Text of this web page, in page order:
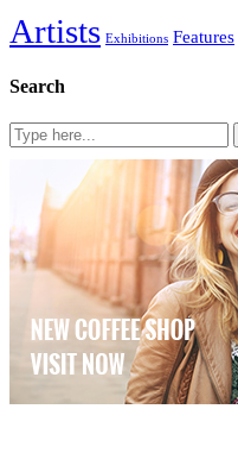
Artists Exhibitions Features
Search